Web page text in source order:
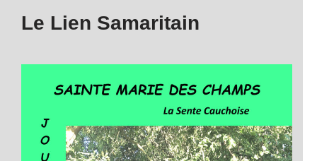
Le Lien Samaritain